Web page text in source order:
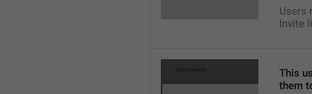
Users
Invite
This
them